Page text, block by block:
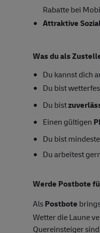
Rabatte bei
Attraktive
Was du als
Du kannst dich
Du bist
Du bist
Einen gültigen
Du bist
Du arbeitest
Werde Postbote
AlsPostbote
Wetter die Laune
Quereinsteiger